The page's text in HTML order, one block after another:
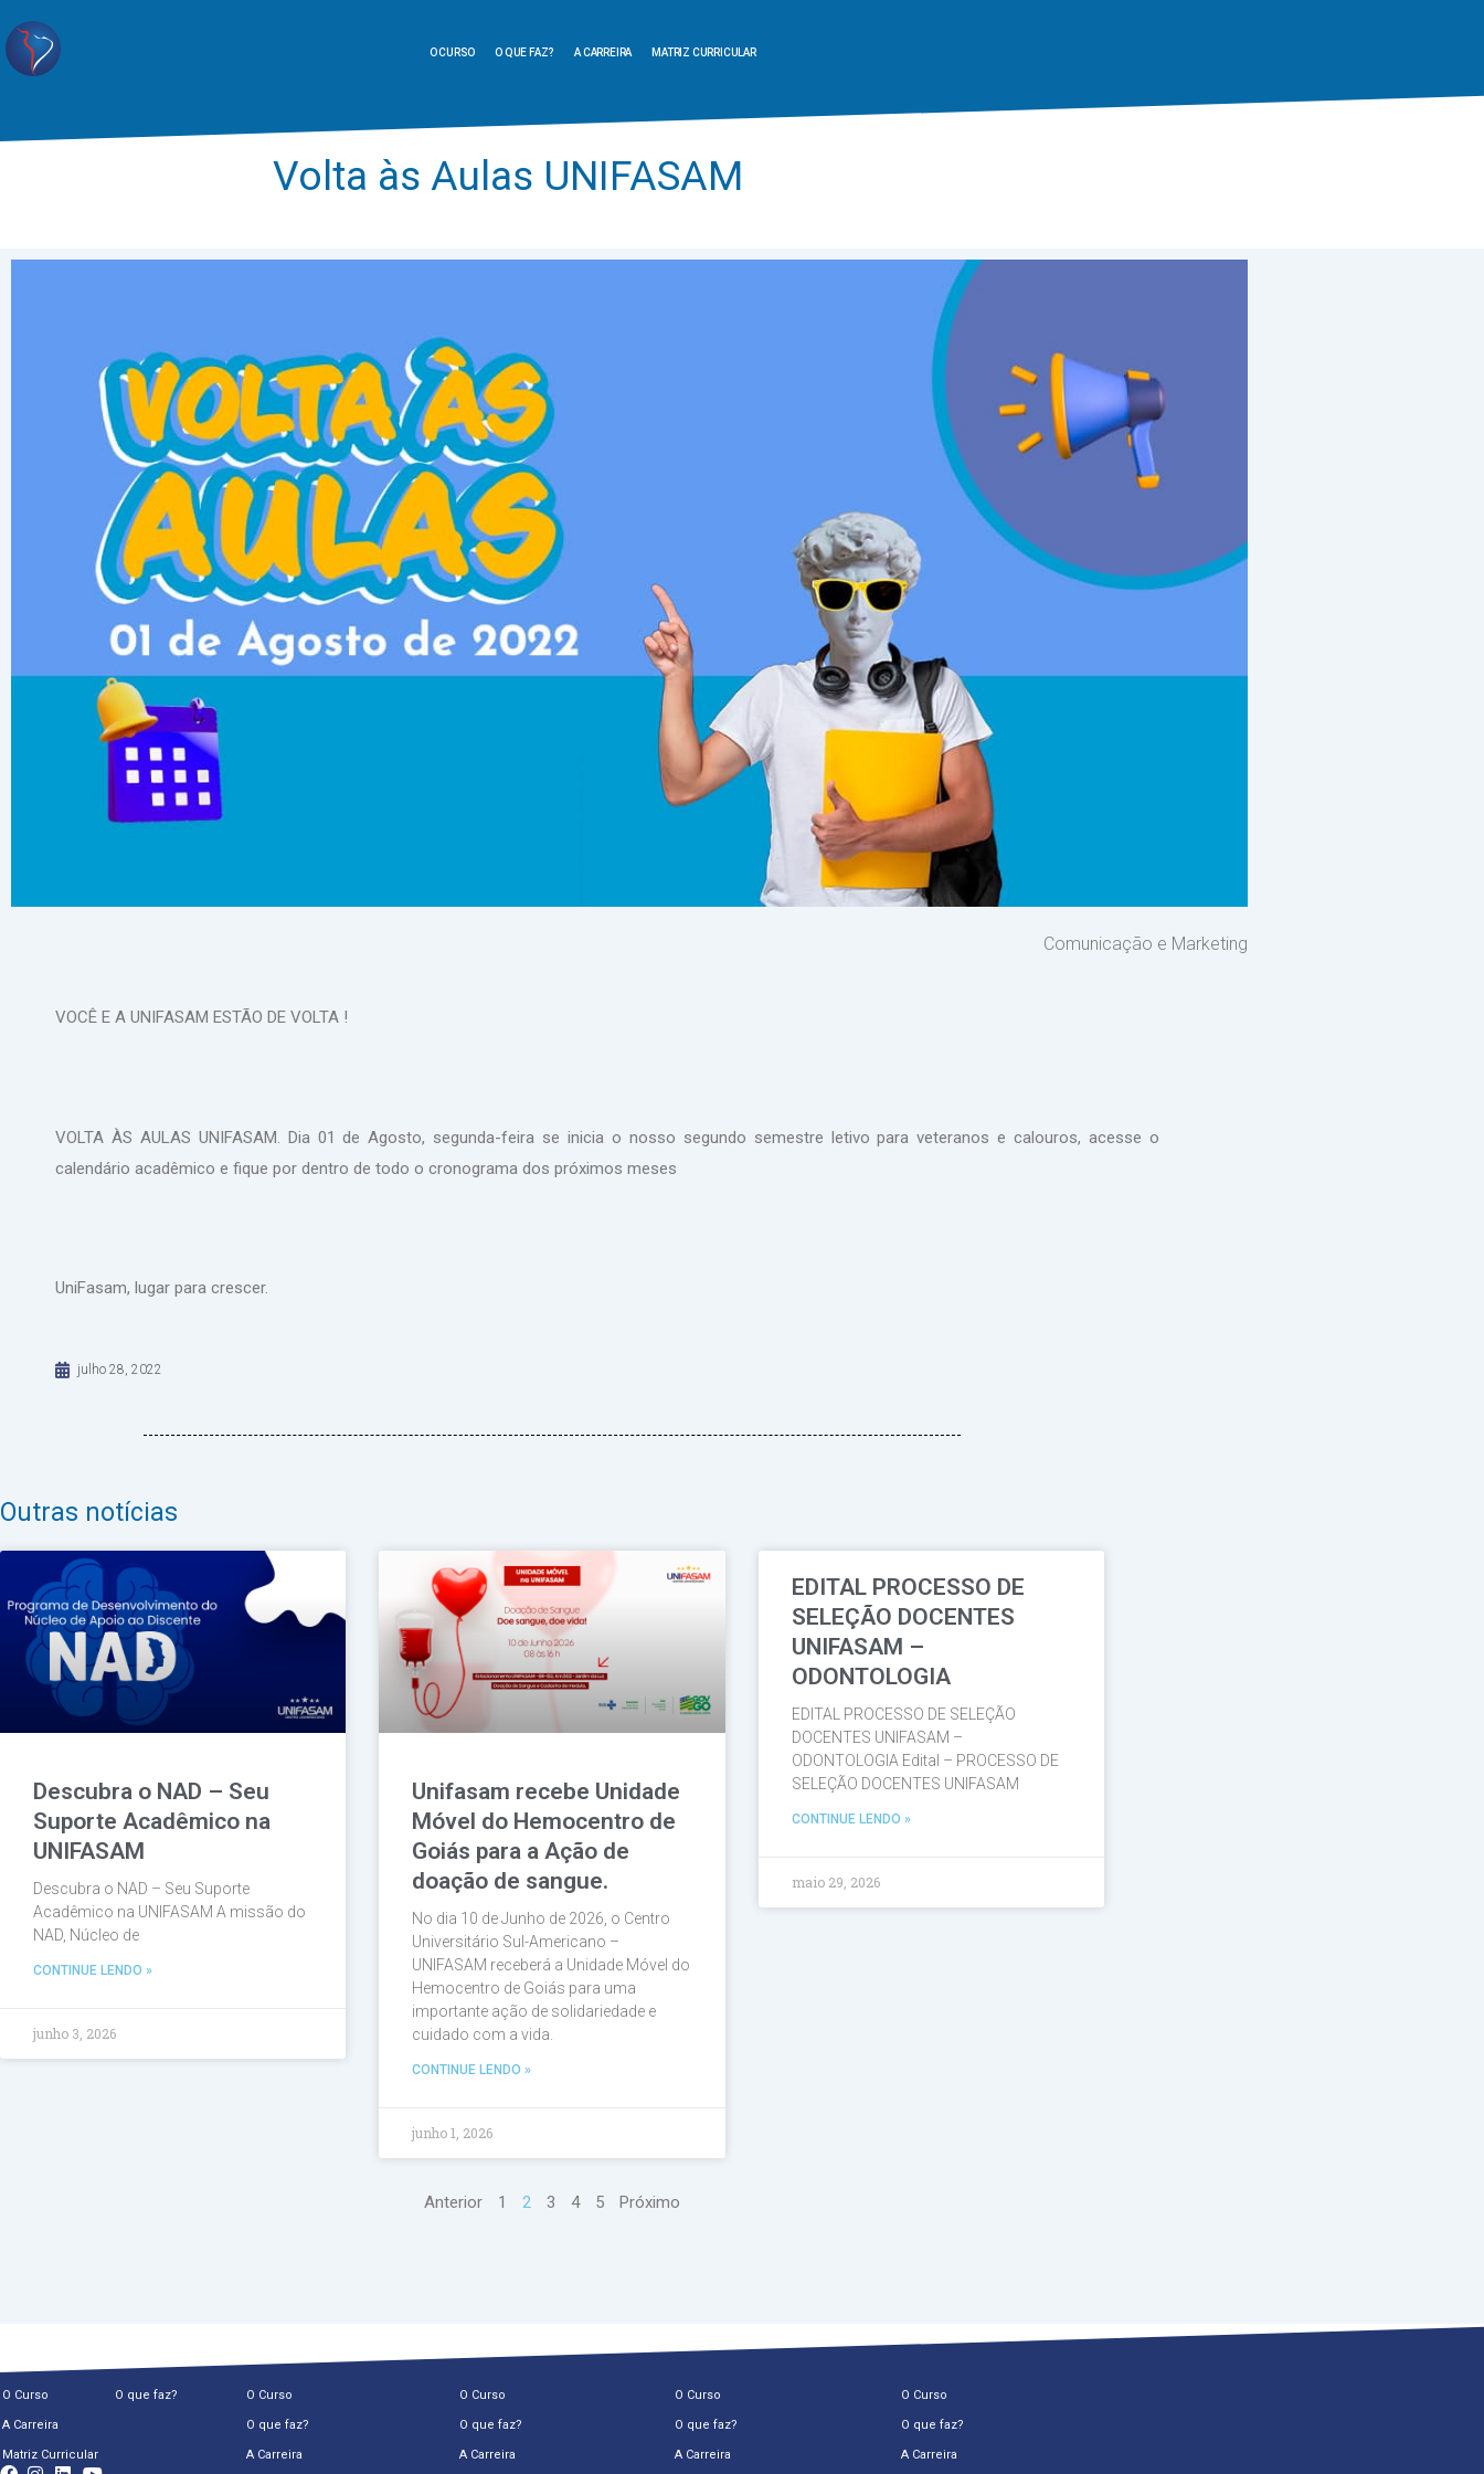
O CURSO O QUE FAZ? A CARREIRA MATRIZ CURRICULAR
Volta às Aulas UNIFASAM
Comunicação e Marketing
VOCÊ E A UNIFASAM ESTÃO DE VOLTA !
VOLTA ÀS AULAS UNIFASAM. Dia 01 de Agosto, segunda-feira se inicia o nosso segundo semestre letivo para veteranos e calouros, acesse o
calendário acadêmico e fique por dentro de todo o cronograma dos próximos meses
UniFasam, lugar para crescer.
julho 28, 2022
Outras notícias
Descubra o NAD – Seu
Suporte Acadêmico na
UNIFASAM
Descubra o NAD – Seu Suporte
Acadêmico na UNIFASAM A missão do
NAD, Núcleo de
CONTINUE LENDO »
junho 3, 2026
Unifasam recebe Unidade
Móvel do Hemocentro de
Goiás para a Ação de
doação de sangue.
No dia 10 de Junho de 2026, o Centro
Universitário Sul-Americano –
UNIFASAM receberá a Unidade Móvel do
Hemocentro de Goiás para uma
importante ação de solidariedade e
cuidado com a vida.
CONTINUE LENDO »
junho 1, 2026
EDITAL PROCESSO DE
SELEÇÃO DOCENTES
UNIFASAM –
ODONTOLOGIA
EDITAL PROCESSO DE SELEÇÃO
DOCENTES UNIFASAM –
ODONTOLOGIA Edital – PROCESSO DE
SELEÇÃO DOCENTES UNIFASAM
CONTINUE LENDO »
maio 29, 2026
Anterior
Página
1 2 3
Página
4
Página
5 Próximo
O Curso O que faz?
A Carreira
Matriz Curricular
O Curso
O que faz?
A Carreira
O Curso
O que faz?
A Carreira
O Curso
O que faz?
A Carreira
O Curso
O que faz?
A Carreira